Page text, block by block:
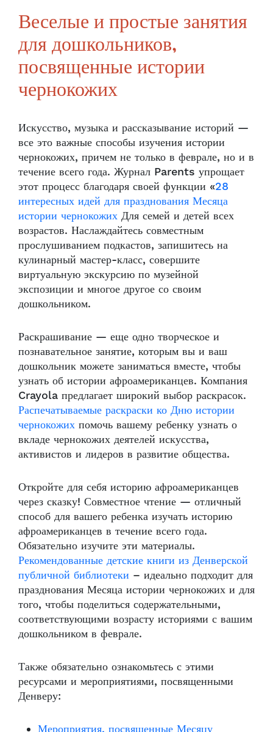
Веселые и простые занятия
для дошкольников,
посвященные истории
чернокожих
Искусство, музыка и рассказывание историй —
все это важные способы изучения истории
чернокожих, причем не только в феврале, но и в
течение всего года. Журнал Parents упрощает
этот процесс благодаря своей функции «28
интересных идей для празднования Месяца
истории чернокожих Для семей и детей всех
возрастов. Наслаждайтесь совместным
прослушиванием подкастов, запишитесь на
кулинарный мастер-класс, совершите
виртуальную экскурсию по музейной
экспозиции и многое другое со своим
дошкольником.
Раскрашивание — еще одно творческое и
познавательное занятие, которым вы и ваш
дошкольник можете заниматься вместе, чтобы
узнать об истории афроамериканцев. Компания
Crayola предлагает широкий выбор раскрасок.
Распечатываемые раскраски ко Дню истории
чернокожих помочь вашему ребенку узнать о
вкладе чернокожих деятелей искусства,
активистов и лидеров в развитие общества.
Откройте для себя историю афроамериканцев
через сказку! Совместное чтение — отличный
способ для вашего ребенка изучать историю
афроамериканцев в течение всего года.
Обязательно изучите эти материалы.
Рекомендованные детские книги из Денверской
публичной библиотеки – идеально подходит для
празднования Месяца истории чернокожих и для
того, чтобы поделиться содержательными,
соответствующими возрасту историями с вашим
дошкольником в феврале.
Также обязательно ознакомьтесь с этими
ресурсами и мероприятиями, посвященными
Денверу: